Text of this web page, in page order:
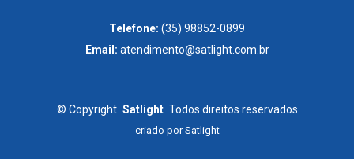
Telefone: (35) 98852-0899
Email: atendimento@satlight.com.br
© Copyright Satlight Todos direitos reservados
criado porSatlight